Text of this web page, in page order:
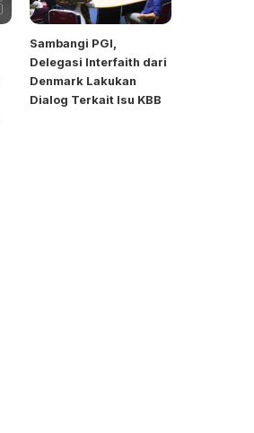
Sambangi PGI,
Delegasi Interfaith dari
Denmark Lakukan
Dialog Terkait Isu KBB